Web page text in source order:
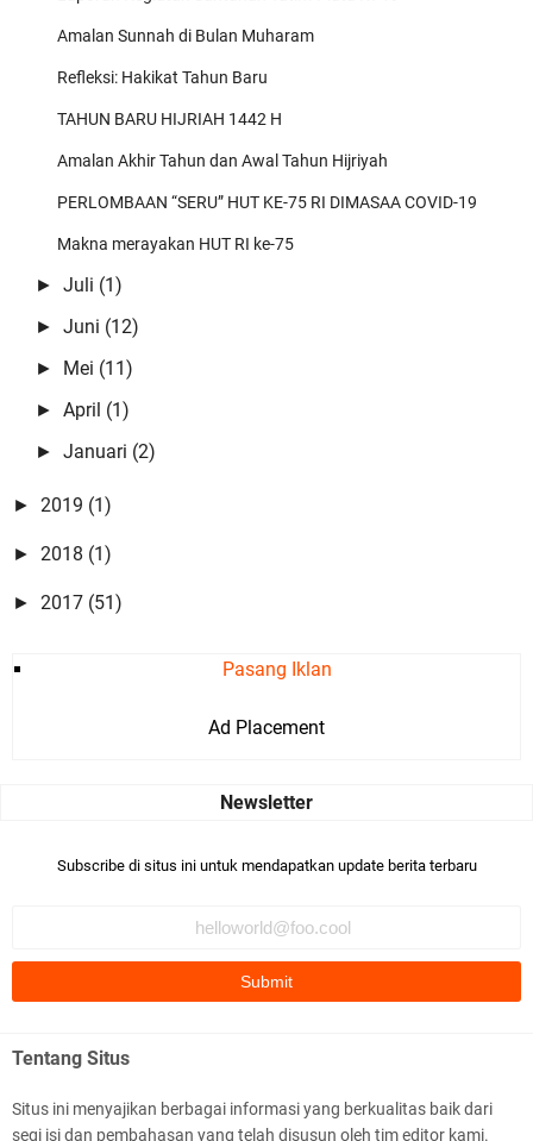
Amalan Sunnah di Bulan Muharam
Refleksi: Hakikat Tahun Baru
TAHUN BARU HIJRIAH 1442 H
Amalan Akhir Tahun dan Awal Tahun Hijriyah
PERLOMBAAN “SERU” HUT KE-75 RI DIMASAA COVID-19
Makna merayakan HUT RI ke-75
►Juli (1)
►Juni (12)
► Mei (11)
►April (1)
►Januari (2)
► 2019 (1)
► 2018 (1)
► 2017 (51)
Pasang Iklan
Ad Placement
Subscribe di situs ini untuk mendapatkan update berita terbaru
Tentang Situs
Situs ini menyajikan berbagai informasi yang berkualitas baik dari
segi isi dan pembahasan yang telah disusun oleh tim editor kami.